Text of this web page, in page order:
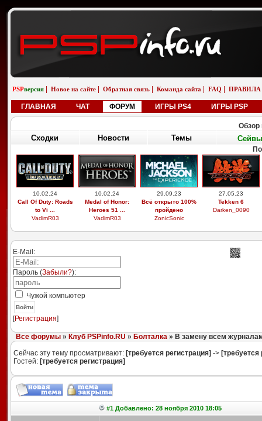
PSPверсия Новое на сайте Обратная связь Команда сайта FAQ ПРАВИЛА
ГЛАВНАЯ ЧАТ ФОРУМ ИГРЫ PS4 ИГРЫ PSP
Обзор
Сходки Новости Темы Сейвы
10.02.24
Call Of Duty: Roads
to Vi ...
VadimR03
10.02.24
Medal of Honor:
Heroes 51 ...
VadimR03
29.09.23
Всё открыто 100%
пройдено
ZonicSonic
27.05.23
Tekken 6
Darken_0090
E-Mail:
Пароль (Забыли?):
Чужой компьютер
Войти
[Регистрация]
Все форумы» Клуб PSPinfo.RU » Болталка» В замену всем
Сейчас эту тему просматривают: [требуется регистрация] -> [требуется
Гостей: [требуется регистрация]
#1 Добавлено: 28 ноября 2010 18:05